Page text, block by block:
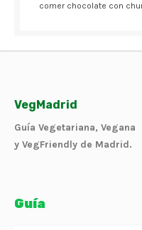
comer chocolate con
VegMadrid
Guía Vegetariana, Vegana
y VegFriendly de Madrid.
Guía